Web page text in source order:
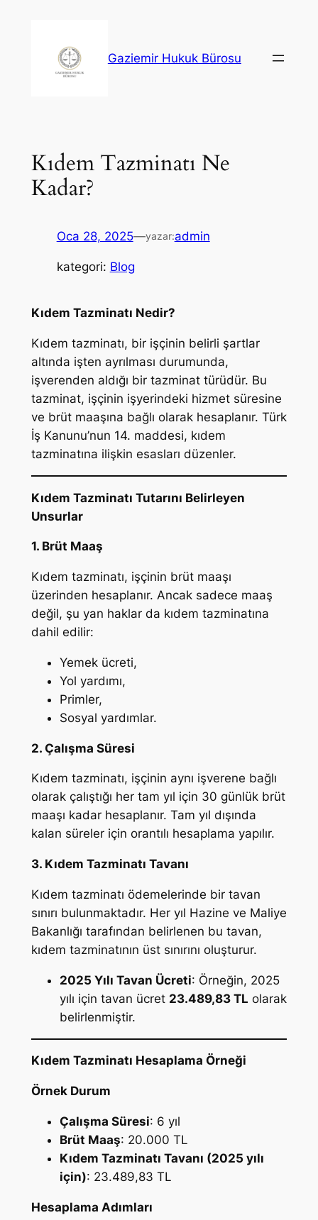
Gaziemir Hukuk Bürosu
Kıdem Tazminatı Ne
Kadar?
Oca 28, 2025—yazar:admin
kategori: Blog
Kıdem Tazminatı Nedir?
Kıdem tazminatı, bir işçinin belirli şartlar
altında işten ayrılması durumunda,
işverenden aldığı bir tazminat türüdür. Bu
tazminat, işçinin işyerindeki hizmet süresine
ve brüt maaşına bağlı olarak hesaplanır. Türk
İş Kanunu’nun 14. maddesi, kıdem
tazminatına ilişkin esasları düzenler.
Kıdem Tazminatı Tutarını Belirleyen
Unsurlar
1. Brüt Maaş
Kıdem tazminatı, işçinin brüt maaşı
üzerinden hesaplanır. Ancak sadece maaş
değil, şu yan haklar da kıdem tazminatına
dahil edilir:
Yemek ücreti,
Yol yardımı,
Primler,
Sosyal yardımlar.
2. Çalışma Süresi
Kıdem tazminatı, işçinin aynı işverene bağlı
olarak çalıştığı her tam yıl için 30 günlük brüt
maaşı kadar hesaplanır. Tam yıl dışında
kalan süreler için orantılı hesaplama yapılır.
3. Kıdem Tazminatı Tavanı
Kıdem tazminatı ödemelerinde bir tavan
sınırı bulunmaktadır. Her yıl Hazine ve Maliye
Bakanlığı tarafından belirlenen bu tavan,
kıdem tazminatının üst sınırını oluşturur.
2025 Yılı Tavan Ücreti: Örneğin, 2025
yılı için tavan ücret 23.489,83 TL olarak
belirlenmiştir.
Kıdem Tazminatı Hesaplama Örneği
Örnek Durum
Çalışma Süresi: 6 yıl
Brüt Maaş: 20.000 TL
Kıdem Tazminatı Tavanı (2025 yılı
için): 23.489,83 TL
Hesaplama Adımları